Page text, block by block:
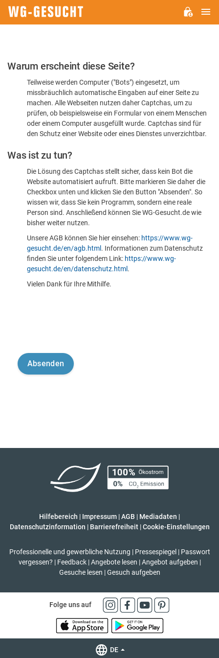
Bitte
dass
sind
Warum erscheint diese Seite?
Teilweise werden Computer ("Bots") eingesetzt, um
missbräuchlich automatische Eingaben auf einer Seite zu
machen. Alle Webseiten nutzen daher Captchas, um zu
prüfen, ob beispielsweise ein Formular von einem Menschen
oder einem Computer ausgefüllt wurde. Captchas sind für
den Schutz einer Website oder eines Dienstes unverzichtbar.
Was ist zu tun?
Die Lösung des Captchas stellt sicher, dass kein Bot die
Website automatisiert aufruft. Bitte markieren Sie daher die
Checkbox unten und klicken Sie den Button "Absenden". So
wissen wir, dass Sie kein Programm, sondern eine reale
Person sind. Anschließend können Sie WG-Gesucht.de wie
bisher weiter nutzen.
Unsere AGB können Sie hier einsehen: https://www.wg-
gesucht.de/en/agb.html . Informationen zum Datenschutz
finden Sie unter folgendem Link: https://www.wg-
gesucht.de/en/datenschutz.html .
Vielen Dank für Ihre Mithilfe.
Hilfebereich | Impressum |AGB | Mediadaten |
Datenschutzinformation | Barrierefreiheit | Cookie-Einstellungen
Professionelle und gewerbliche Nutzung | Pressespiegel | Passwort
vergessen? | Feedback | Angebote lesen | Angebot aufgeben |
Gesuche lesen | Gesuch aufgeben
Folge uns auf
DE